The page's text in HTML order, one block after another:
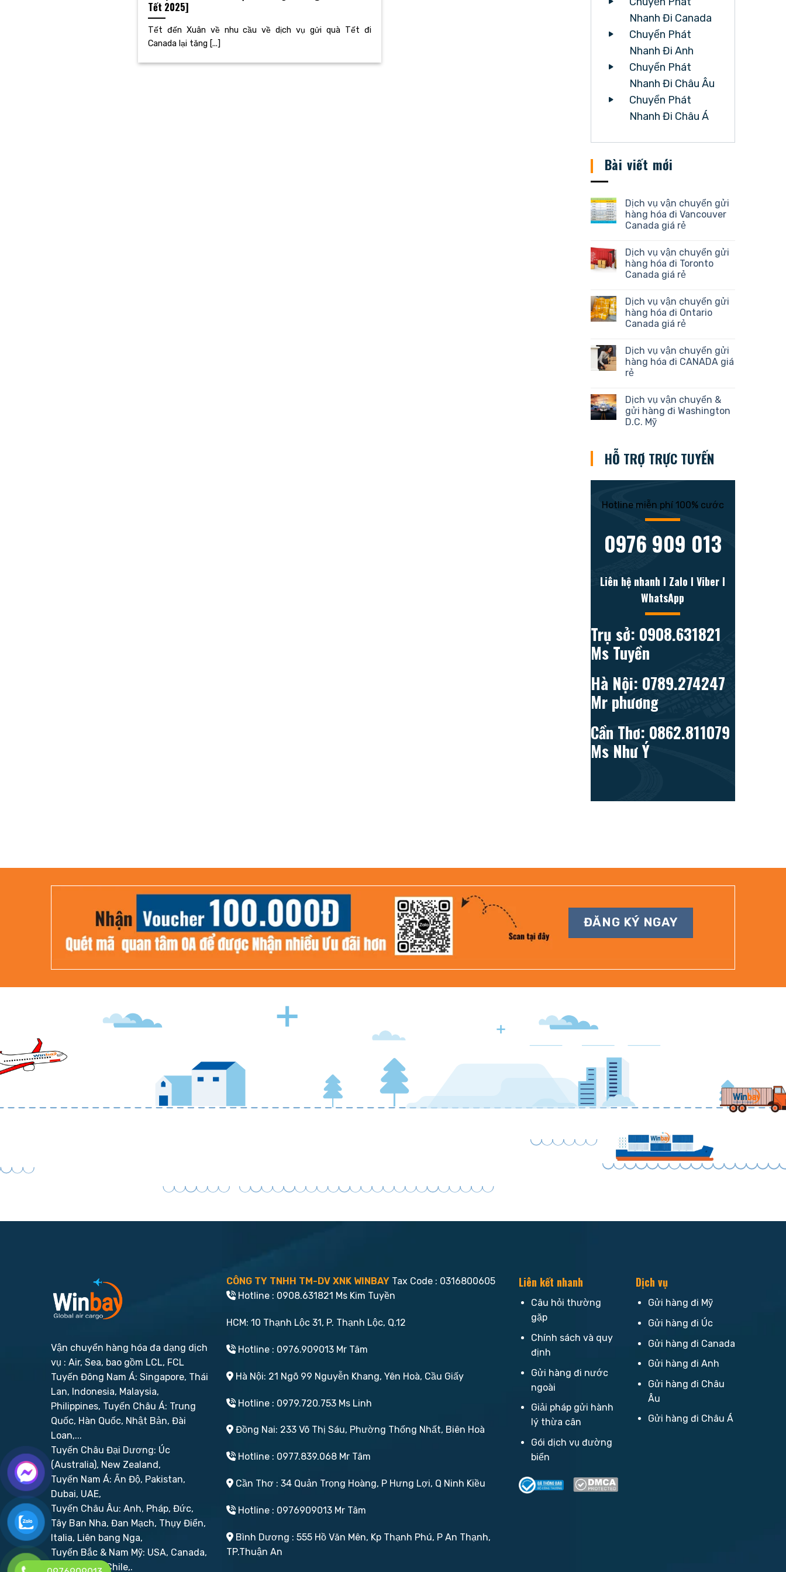
Tết 2025]
Tết đến Xuân về nhu cầu về dịch vụ gửi quà Tết đi
Canada lại tăng [...]
Nhanh Đi Canada
Chuyển Phát
Nhanh Đi Anh
Chuyển Phát
Nhanh Đi Châu Âu
Chuyển Phát
Nhanh Đi Châu Á
Bài viết mới
Dịch vụ vận chuyển gửi
hàng hóa đi Vancouver
Canada giá rẻ
Dịch vụ vận chuyển gửi
hàng hóa đi Toronto
Canada giá rẻ
Dịch vụ vận chuyển gửi
hàng hóa đi Ontario
Canada giá rẻ
Dịch vụ vận chuyển gửi
hàng hóa đi CANADA giá
rẻ
Dịch vụ vận chuyển &
gửi hàng đi Washington
D.C. Mỹ
HỖ TRỢ TRỰC TUYẾN
Hotline miễn phí 100% cước
0976 909 013
Liên hệ nhanh l Zalo l Viber l
WhatsApp
Trụ sở: 0908.631821
Ms Tuyền
Hà Nội: 0789.274247
Mr phương
Cần Thơ: 0862.811079
Ms Như Ý
ĐĂNG KÝ NGAY
Vận chuyển hàng hóa đa dạng dịch
vụ : Air, Sea, bao gồm LCL, FCL
Tuyến Đông Nam Á: Singapore, Thái
Lan, Indonesia, Malaysia,
Philippines, Tuyến Châu Á: Trung
Quốc, Hàn Quốc, Nhật Bản, Đài
Loan,...
Tuyến Châu Đại Dương: Úc
(Australia), New Zealand,
Tuyến Nam Á: Ấn Độ, Pakistan,
Dubai, UAE,
Tuyến Châu Âu: Anh, Pháp, Đức,
Tây Ban Nha, Đan Mạch, Thụy Điển,
Italia, Liên bang Nga,
Tuyến Bắc & Nam Mỹ: USA, Canada,
Brazil, Peru, Chile,.
CÔNG TY TNHH TM-DV XNK WINBAY Tax Code : 0316800605
Hotline : 0908.631821 Ms Kim Tuyền
HCM: 10 Thạnh Lộc 31, P. Thạnh Lộc, Q.12
Hotline : 0976.909013 Mr Tâm
Hà Nội: 21 Ngõ 99 Nguyễn Khang, Yên Hoà, Cầu Giấy
Hotline : 0979.720.753 Ms Linh
Đồng Nai: 233 Võ Thị Sáu, Phường Thống Nhất, Biên Hoà
Hotline : 0977.839.068 Mr Tâm
Cần Thơ : 34 Quản Trọng Hoàng, P Hưng Lợi, Q Ninh Kiều
Hotline : 0976909013 Mr Tâm
Bình Dương : 555 Hồ Văn Mên, Kp Thạnh Phú, P An Thạnh,
TP.Thuận An
Liên kết nhanh
Câu hỏi thường
gặp
Chính sách và quy
định
Gửi hàng đi nước
ngoài
Giải pháp gửi hành
lý thừa cân
Gói dịch vụ đường
biển
Dịch vụ
Gửi hàng đi Mỹ
Gửi hàng đi Úc
Gửi hàng đi Canada
Gửi hàng đi Anh
Gửi hàng đi Châu
Âu
Gửi hàng đi Châu Á